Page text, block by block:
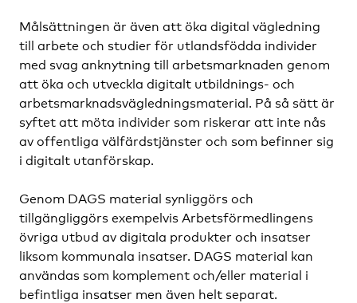
Målsättningen är även att öka digital vägledning
till arbete och studier för utlandsfödda individer
med svag anknytning till arbetsmarknaden genom
att öka och utveckla digitalt utbildnings- och
arbetsmarknadsvägledningsmaterial. På så sätt är
syftet att möta individer som riskerar att inte nås
av offentliga välfärdstjänster och som befinner sig
i digitalt utanförskap.
Genom DAGS material synliggörs och
tillgängliggörs exempelvis Arbetsförmedlingens
övriga utbud av digitala produkter och insatser
liksom kommunala insatser. DAGS material kan
användas som komplement och/eller material i
befintliga insatser men även helt separat.